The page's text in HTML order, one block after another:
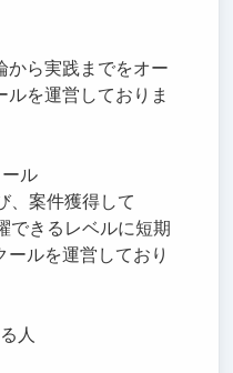
から実践までをオー
ルを運営しておりま
ル
、案件獲得して
できるレベルに短期
ールを運営しており
人